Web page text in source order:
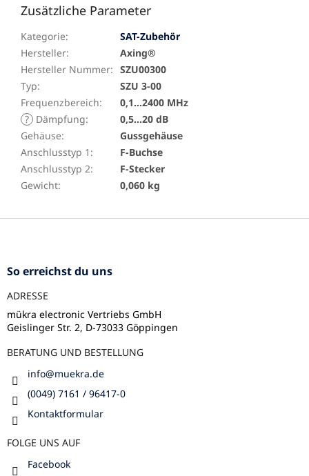
Zusätzliche Parameter
Kategorie:
SAT-Zubehör
Hersteller:
Axing®
Hersteller Nummer: SZU00300
Typ:
SZU 3-00
Frequenzbereich:
0,1…2400 MHz
? Dämpfung:
0,5…20 dB
Gehäuse:
Gussgehäuse
Anschlusstyp 1 :
F-Buchse
Anschlusstyp 2:
F-Stecker
Gewicht: 0,060 kg
F
So erreichst du uns
ADRESSE
mükra electronic Vertriebs GmbH
Geislinger Str. 2, D-73033 Göppingen
BERATUNG UND BESTELLUNG
info@muekra.de
(0049) 7161 / 96417-0
Kontaktformular
FOLGE UNS AUF
Facebook